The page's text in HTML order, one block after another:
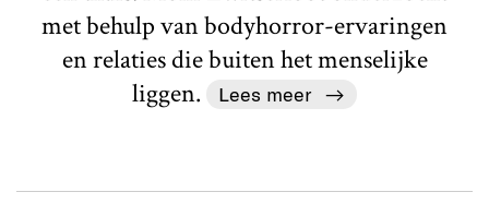
met behulp van bodyhorror-ervaringen
en relaties die buiten het menselijke
liggen.
Lees meer